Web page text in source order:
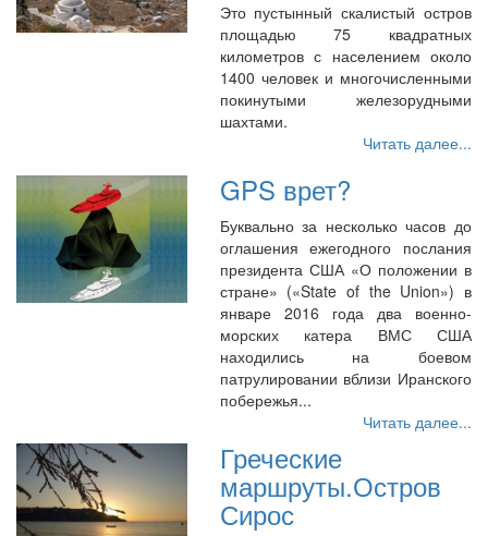
Это пустынный скалистый остров
площадью 75 квадратных
километров с населением около
1400 человек и многочисленными
покинутыми железорудными
шахтами.
Читать далее...
GPS врет?
Буквально за несколько часов до
оглашения ежегодного послания
президента США «О положении в
стране» («State of the Union») в
январе 2016 года два военно-
морских катера ВМС США
находились на боевом
патрулировании вблизи Иранского
побережья...
Читать далее...
Греческие
маршруты.Остров
Сирос